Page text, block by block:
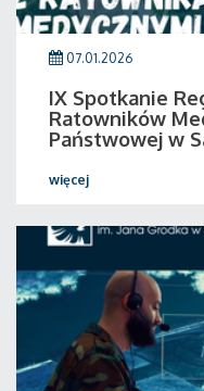
07.01.2026
IX Spotkanie
Ratowników
Państwowej w
więcej